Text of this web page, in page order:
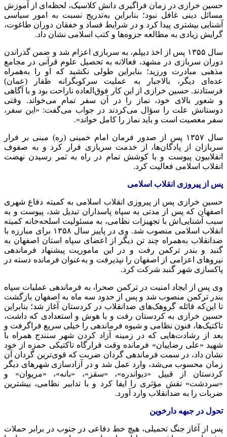
حسین خرازی در زمان فراگیری دانش کلاسیک، لحظه‌ای از آموزش
مسائل دینی غافل نبود؛ بنابراین به‌تدریج نسبت به امور سیاسی
آشنایی بیشتری پیدا کرد و در شرایط فساد و خفقان دوران طاغوت،
گرایش زیادی به مطالعه جزوه‌ها و کتب اسلامی نشان داد.
سال ۱۳۵۵ پس از اخذ دیپلم، به سربازی اعزام شد و ضمن گذراندن
دوران سربازی در مشهد، فعالانه به تحصیل علوم قرآنی در مجامع
مذهبی مبادرت ورزید؛ بنابراین طولی نکشید که او را به‌همراه
عده‌ای دیگر، بالاجبار به عملیت سرکوبگرانه ظفار (عمان)
فرستادند. حسین خرازی از این کار فوق‌العاده ناراحت بود و با آگاهی
و شعور بالای خود، نماز را در آن سفر تمام می‌خواند. وقتی
دوستانش علت را سؤال می‌کردند در جواب می‌گفت: «این سفر،
سفر معصیت است و باید نماز را کامل خواند».
سال ۱۳۵۷ پس از صدور فرمان امام خمینی (ره) مبنی بر فرار
سربازان از پادگان‌ها، از خدمت سربازی فرار کرد و به صفوف
انقلابیون پیوست و با کوشش تمام در راه به ثمر رسیدن نهضت
انقلاب اسلامی فعالیت کرد.
پس از پیروزی انقلاب اسلامی
حسین خرازی پس از پیروزی انقلاب اسلامی به کمیته دفاع شهری
اصفهان که پس از مدتی به سپاه پاسداران تبدیل شد، پیوست و به
سبب آشنایی‌اش با تجهیزات نظامی، به مسئولیت اسلحه‌خانه کمیته
انقلاب اسلامی منصوب شد. وی در پاییز سال ۱۳۵۸ برای مبارزه با
ضدانقلاب به‌همراه چند تن دیگر از اعضای سپاه استان اصفهان به
گنبد و بندر ترکمن رفت و در این ماموریت پیشنهاد فرماندهی
نیروهای اعزامی از اصفهان را نپذیرفت و به‌عنوان فرمانده دسته در
پاکسازی شهر گنبد شرکت کرد.
وی پس از ایجاد امنیت در ترکمن صحرا، به فرماندهی عملیات سپاه
بندر ترکمن منصوب شد و پس از حدود سه ماه به اصفهان بازگشت
تا این‌که قائله گروهک‌های ضدانقلاب در کردستان آغاز شد؛ بنابراین
حسین خرازی به کردستان رفت و با هوش و استعدادی که داشت،
تاکتیک‌ها، فنون نظامی و شیوه فرماندهی را خیلی سریع فراگرفت و
بعد از رشادت‌هایی که در زمینه آزاد کردن شهر سنندج همراه با
شهید «علی رضاییان» فرمانده وقت قرارگاه تاکتیکی حمزه از خود
نشان داد، در سمت فرماندهی گردان ضربت که قوی‌ترین گردان آن
زمان محسوب می‌شد، وارد عمل شد و در آزادسازی شهرهای دیگر
کردستان از قبیل «دیواندره»، «سقز»، «بانه»، «مریوان» و
«سردشت» نقش مؤثری را ایفا کرد و با تدابیر نظامی، بیشترین
ضربات را به ضدانقلاب وارد آورد.
تحول در جبهه دارخوین
پس از آغاز جنگ تحمیلی، هیچ خط دفاعی در جنوب در برابر حملات